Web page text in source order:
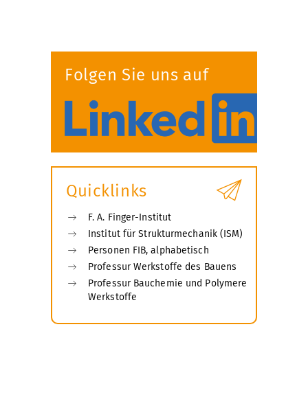
Folgen Sie uns auf
Quicklinks
F. A. Finger-Institut
Institut für Strukturmechanik (ISM)
Personen FIB, alphabetisch
Professur Werkstoffe des Bauens
Professur Bauchemie und Polymere
Werkstoffe